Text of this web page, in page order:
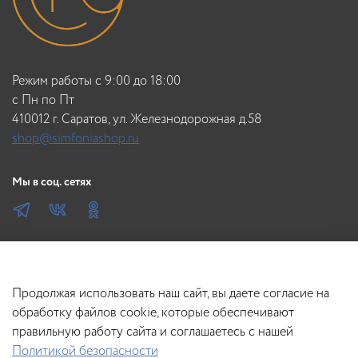
Режим работы с 9:00 до 18:00
c Пн по Пт
410012 г. Саратов, ул. Железнодорожная д.58
shop@simfoniashop.ru
Мы в соц. сетях
Продолжая использовать наш сайт, вы даете согласие на
обработку файлов cookie, которые обеспечивают
правильную работу сайта и соглашаетесь с нашей
Политикой безопасности